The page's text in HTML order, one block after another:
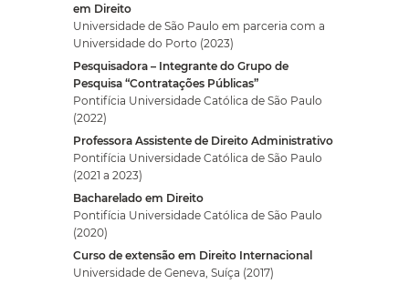
em Direito
Universidade de São Paulo em parceria com a
Universidade do Porto (2023)
Pesquisadora – Integrante do Grupo de
Pesquisa “Contratações Públicas”
Pontifícia Universidade Católica de São Paulo
(2022)
Professora Assistente de Direito Administrativo
Pontifícia Universidade Católica de São Paulo
(2021 a 2023)
Bacharelado em Direito
Pontifícia Universidade Católica de São Paulo
(2020)
Curso de extensão em Direito Internacional
Universidade de Geneva, Suíça (2017)